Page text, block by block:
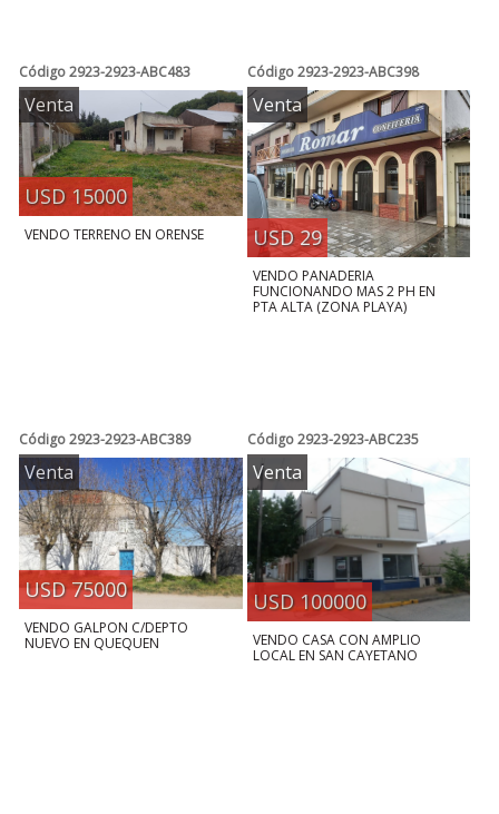
Código2923-2923-ABC483
Venta
USD 15000
VENDO TERRENO EN ORENSE
Código2923-2923-ABC398
Venta
USD 29
VENDO PANADERIA
FUNCIONANDO MAS 2 PH EN
PTA ALTA (ZONA PLAYA)
Código2923-2923-ABC389
Venta
USD 75000
VENDO GALPON C/DEPTO
NUEVO EN QUEQUEN
Código2923-2923-ABC235
Venta
USD 100000
VENDO CASA CON AMPLIO
LOCAL EN SAN CAYETANO